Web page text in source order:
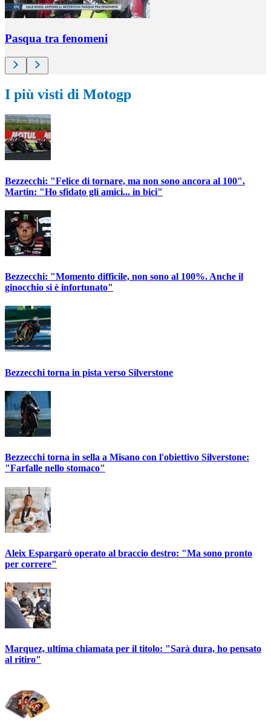
Pasqua tra fenomeni
I più visti di Motogp
Bezzecchi: "Felice di tornare, ma non sono ancora al 100".
Martin: "Ho sfidato gli amici... in bici"
Bezzecchi: "Momento difficile, non sono al 100%. Anche il
ginocchio si è infortunato"
Bezzecchi torna in pista verso Silverstone
Bezzecchi torna in sella a Misano con l'obiettivo Silverstone:
"Farfalle nello stomaco"
Aleix Espargarò operato al braccio destro: "Ma sono pronto
per correre"
Marquez, ultima chiamata per il titolo: "Sarà dura, ho pensato
al ritiro"